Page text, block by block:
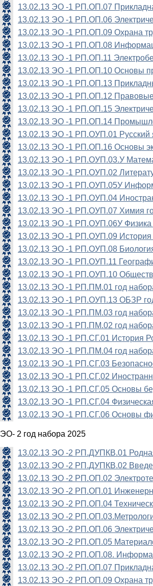
13.02.13 ЭО -1 РП.ОП.07
13.02.13 ЭО -1 РП.ОП.06
13.02.13 ЭО -1 РП.ОП.09 Охрана
13.02.13 ЭО -1 РП.ОП.08
13.02.13 ЭО -1 РП.ОП.11
13.02.13 ЭО -1 РП.ОП.10 Основы
13.02.13 ЭО -1 РП.ОП.13
13.02.13 ЭО -1 РП.ОП.12 Правовые
13.02.13 ЭО -1 РП.ОП.15
13.02.13 ЭО -1 РП.ОП.14
13.02.13 ЭО -1 РП.ОУП.01 Русский
13.02.13 ЭО -1 РП.ОП.16 Основы
13.02.13 ЭО -1 РП.ОУП.03.У
13.02.13 ЭО -1 РП.ОУП.02
13.02.13 ЭО -1 РП.ОУП.05У
13.02.13 ЭО -1 РП.ОУП.04
13.02.13 ЭО -1 РП.ОУП.07 Химия
13.02.13 ЭО -1 РП.ОУП.06У Физика
13.02.13 ЭО -1 РП.ОУП.09 История
13.02.13 ЭО -1 РП.ОУП.08 Биология
13.02.13 ЭО -1 РП.ОУП.11
13.02.13 ЭО -1 РП.ОУП.10
13.02.13 ЭО -1 РП.ПМ.01 год
13.02.13 ЭО -1 РП.ОУП.13 ОБЗР год
13.02.13 ЭО -1 РП.ПМ.03 год
13.02.13 ЭО -1 РП.ПМ.02 год
13.02.13 ЭО -1 РП.СГ.01 История
13.02.13 ЭО -1 РП.ПМ.04 год
13.02.13 ЭО -1 РП.СГ.03
13.02.13 ЭО -1 РП.СГ.02
13.02.13 ЭО -1 РП.СГ.05 Основы
13.02.13 ЭО -1 РП.СГ.04
13.02.13 ЭО -1 РП.СГ.06 Основы
ЭО- 2 год набора 2025
13.02.13 ЭО -2 РП.ДУПКВ.01 Родная
13.02.13 ЭО -2 РП.ДУПКВ.02
13.02.13 ЭО -2 РП.ОП.02
13.02.13 ЭО -2 РП.ОП.01
13.02.13 ЭО -2 РП.ОП.04
13.02.13 ЭО -2
13.02.13 ЭО -2 РП.ОП.06
13.02.13 ЭО -2 РП.ОП.05
13.02.13 ЭО -2 РП.ОП.08.
13.02.13 ЭО -2 РП.ОП.07
13.02.13 ЭО -2 РП.ОП.09 Охрана